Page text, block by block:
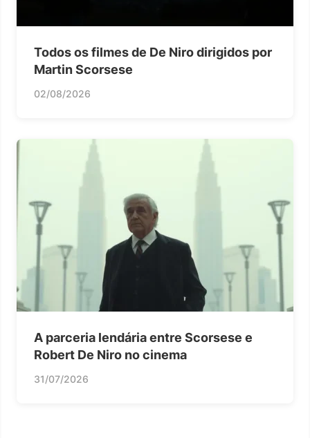
Todos os filmes de De Niro dirigidos por
Martin Scorsese
02/08/2026
A parceria lendária entre Scorsese e
Robert De Niro no cinema
31/07/2026